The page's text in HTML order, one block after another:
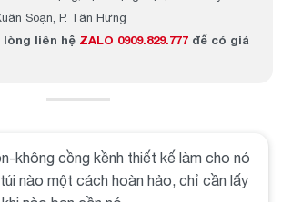
Soạn, P. Tân Hưng
lòng liên hệ ZALO 0909.829.777để có giá
không cồng kềnh thiết kế làm cho nó
nào một cách hoàn hảo, chỉ cần lấy